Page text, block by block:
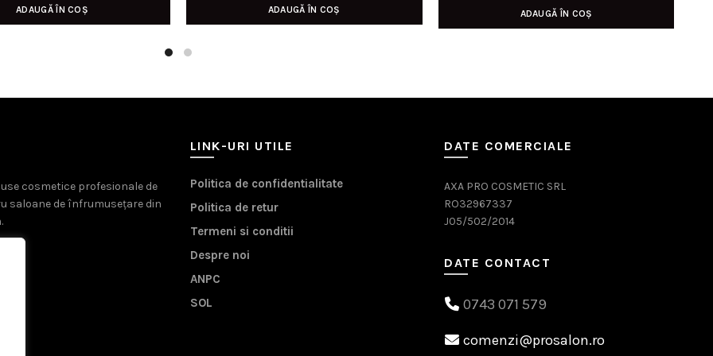
ADAUGĂ ÎN COȘ ADAUGĂ ÎN COȘ ADAUGĂ ÎN COȘ
cosmetice profesionale de
saloane de înfrumusețare din
LINK-URI UTILE
Politica de confidentialitate
Politica de retur
Termeni si conditii
Despre noi
ANPC
SOL
DATE COMERCIALE
AXA PRO COSMETIC SRL
RO32967337
J05/502/2014
DATE CONTACT
0743 071 579
comenzi@prosalon.ro